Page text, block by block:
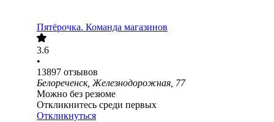
Пятёрочка. Команда магазинов
3.6
•
13897 отзывов
Белореченск, Железнодорожная, 77
Можно без резюме
Откликнитесь среди первых
Откликнуться